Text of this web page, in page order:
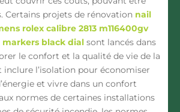
Certains projets de rénovation nail
rolex calibre 2813 m116400gv
markers black dial sont lancés dans
le confort et la qualité de vie de la
inclure l’isolation pour économiser
et vivre dans un confort
normes de certaines installations